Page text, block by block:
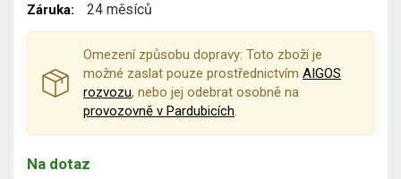
Záruka: 24 měsíců
Omezení způsobu dopravy: Toto zboží je
možné zaslat pouze prostřednictvím AIGOS
rozvozu, nebo jej odebrat osobně na
provozovně v Pardubicích.
Na dotaz